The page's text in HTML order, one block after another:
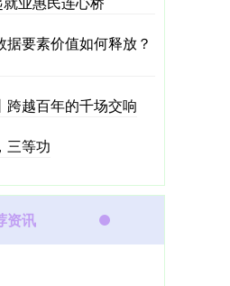
要素价值如何释放？
跨越百年的千场交响
三等功
资讯